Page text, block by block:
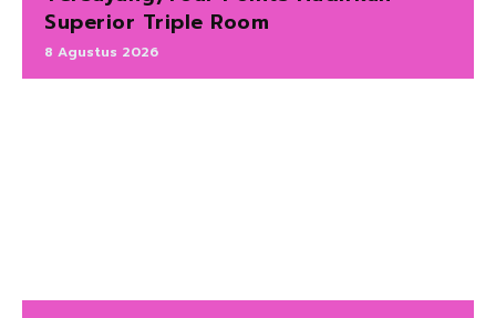
Superior Triple Room
8 Agustus 2026